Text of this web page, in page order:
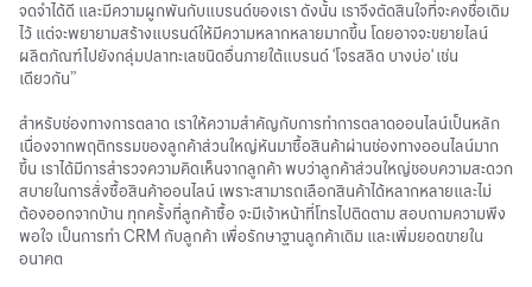
จดจำได้ดี และมีความผูกพันกับแบรนด์ของเรา ดังนั้น เราจึงตัดสินใจที่จะคงชื่อเดิม
ไว้ แต่จะพยายามสร้างแบรนด์ให้มีความหลากหลายมากขึ้น โดยอาจจะขยายไลน์
ผลิตภัณฑ์ไปยังกลุ่มปลาทะเลชนิดอื่นภายใต้แบรนด์ 'โจรสลิด บางบ่อ' เช่น
เดียวกัน”
สำหรับช่องทางการตลาด เราให้ความสำคัญกับการทำการตลาดออนไลน์เป็นหลัก
เนื่องจากพฤติกรรมของลูกค้าส่วนใหญ่หันมาซื้อสินค้าผ่านช่องทางออนไลน์มาก
ขึ้น เราได้มีการสำรวจความคิดเห็นจากลูกค้า พบว่าลูกค้าส่วนใหญ่ชอบความสะดวก
สบายในการสั่งซื้อสินค้าออนไลน์ เพราะสามารถเลือกสินค้าได้หลากหลายและไม่
ต้องออกจากบ้าน ทุกครั้งที่ลูกค้าซื้อ จะมีเจ้าหน้าที่โทรไปติดตาม สอบถามความพึง
พอใจ เป็นการทำ CRM กับลูกค้า เพื่อรักษาฐานลูกค้าเดิม และเพิ่มยอดขายใน
อนาคต